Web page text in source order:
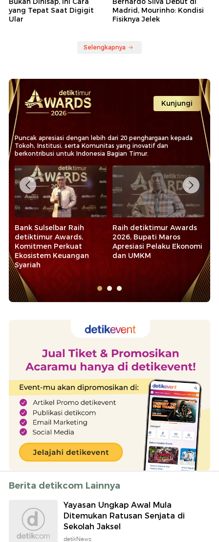
yang Tepat Saat Digigit
Ular
Madrid, Mourinho: Kondisi
Fisiknya Jelek
Selengkapnya
Kunjungi
Puncak apresiasi dengan lebih dari 20 penghargaan kepada
Tokoh, Institusi, serta Komunitas yang inovatif dan
berkontribusi untuk Indonesia Bagian Timur.
Raih detiktimur Awards
2026, Bupati Maros
Apresiasi Pelaku Ekonomi
dan UMKM
Pangdam Hasanuddin:
detiktimur Awards
Dedikasi bagi Pejuang
Kemanusiaan
Berita detikcom Lainnya
Yayasan Ungkap Awal Mula
Ditemukan Ratusan Senjata di
Sekolah Jaksel
detikNews